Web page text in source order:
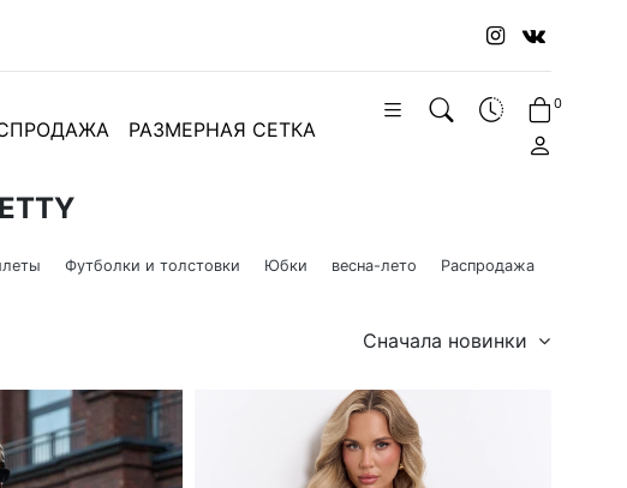
РАЗМЕРНАЯ СЕТКА
0
Футболки и толстовки Юбки весна-лето
Распродажа
Сначала новинки